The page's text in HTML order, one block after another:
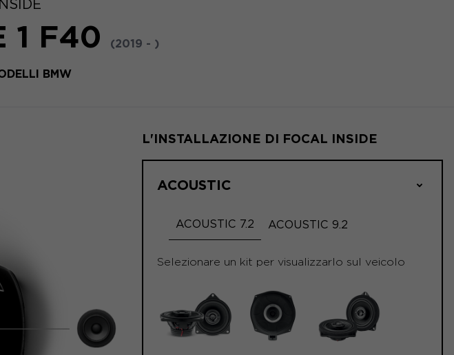
1 F40 (2019 - )
BMW
L'INSTALLAZIONE DI FOCAL INSIDE
ACOUSTIC
ACOUSTIC 7.2 ACOUSTIC 9.2
Selezionare un kit per visualizzarlo sul veicolo